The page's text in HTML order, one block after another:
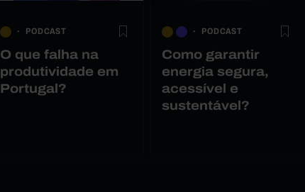
PODCAST
O que falha na
produtividade em
Portugal?
PODCAST
Como garantir
energia segura,
acessível e
sustentável?